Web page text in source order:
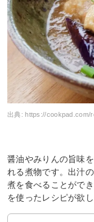
出典: https://cookpad.com/
醤油やみりんの旨味
れる煮物です。出汁
煮を食べることがで
を使ったレシピが欲